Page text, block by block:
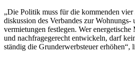
„Die Politik muss für die kommenden
diskussion des Verbandes zur
vermietungen fest­legen. Wer
und nachfrage­gerecht entwickeln, darf
ständig die Grund­erwerb­steuer